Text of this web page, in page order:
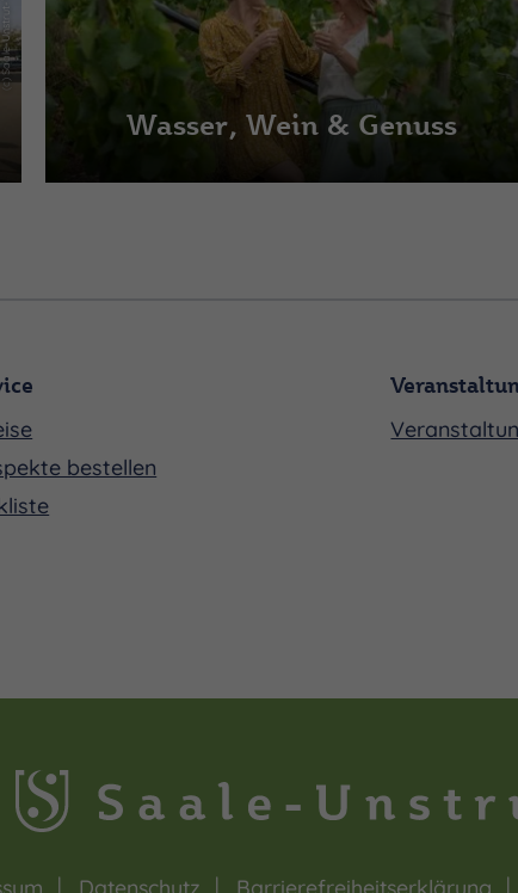
Wasser, Wein & Genuss
bestellen
Datenschutz Barrierefreiheitserklärung